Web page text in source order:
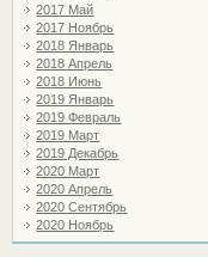
2017 Май
2017 Ноябрь
2018 Январь
2018 Апрель
2018 Июнь
2019 Январь
2019 Февраль
2019 Март
2019 Декабрь
2020 Март
2020 Апрель
2020 Сентябрь
2020 Ноябрь